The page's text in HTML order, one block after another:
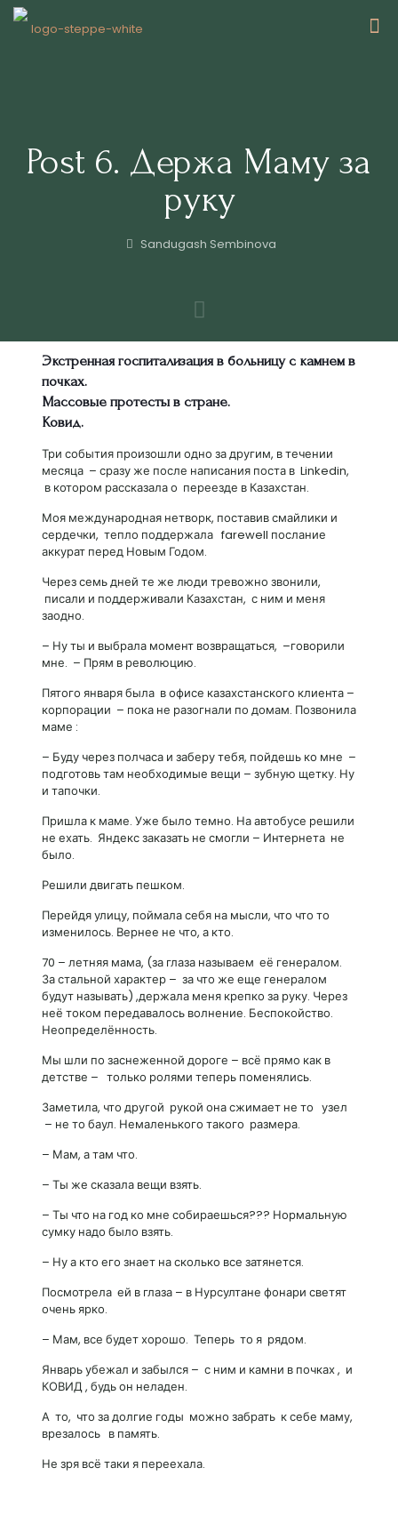
Post 6. Держа Маму за
руку
Sandugash Sembinova
Экстренная госпитализация в больницу с камнем в
почках.
Массовые протесты в стране.
Ковид.
Три события произошли одно за другим, в течении
месяца – сразу же после написания поста в Linkedin,
в котором рассказала о переезде в Казахстан.
Моя международная нетворк, поставив смайлики и
сердечки, тепло поддержала farewell послание
аккурат перед Новым Годом.
Через семь дней те же люди тревожно звонили,
писали и поддерживали Казахстан, с ним и меня
заодно.
– Ну ты и выбрала момент возвращаться, –говорили
мне. – Прям в революцию.
Пятого января была в офисе казахстанского клиента –
корпорации – пока не разогнали по домам. Позвонила
маме :
– Буду через полчаса и заберу тебя, пойдешь ко мне –
подготовь там необходимые вещи – зубную щетку. Ну
и тапочки.
Пришла к маме. Уже было темно. На автобусе решили
не ехать. Яндекс заказать не смогли – Интернета не
было.
Решили двигать пешком.
Перейдя улицу, поймала себя на мысли, что что то
изменилось. Вернее не что, а кто.
70 – летняя мама, (за глаза называем её генералом.
За стальной характер – за что же еще генералом
будут называть) ,держала меня крепко за руку. Через
неё током передавалось волнение. Беспокойство.
Неопределённость.
Мы шли по заснеженной дороге – всё прямо как в
детстве – только ролями теперь поменялись.
Заметила, что другой рукой она сжимает не то узел
– не то баул. Немаленького такого размера.
– Мам, а там что.
– Ты же сказала вещи взять.
– Ты что на год ко мне собираешься??? Нормальную
сумку надо было взять.
– Ну а кто его знает на сколько все затянется.
Посмотрела ей в глаза – в Нурсултане фонари светят
очень ярко.
– Мам, все будет хорошо. Теперь то я рядом.
Январь убежал и забылся – с ним и камни в почках , и
КОВИД , будь он неладен.
А то, что за долгие годы можно забрать к себе маму,
врезалось в память.
Не зря всё таки я переехала.